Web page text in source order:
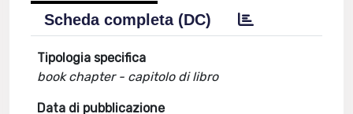
Scheda completa (DC)
Tipologia specifica
book chapter - capitolo di libro
Data di pubblicazione